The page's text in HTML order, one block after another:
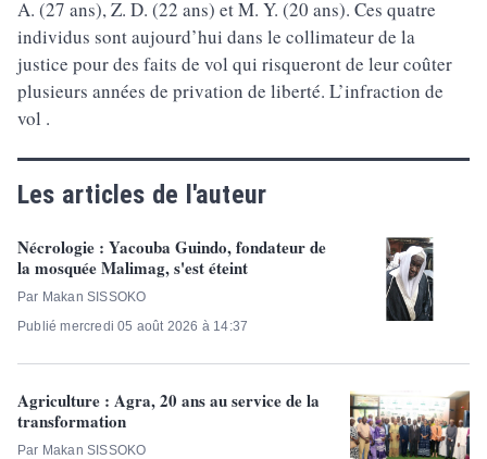
A. (27 ans), Z. D. (22 ans) et M. Y. (20 ans). Ces quatre
individus sont aujourd’hui dans le collimateur de la
justice pour des faits de vol qui risqueront de leur coûter
plusieurs années de privation de liberté. L’infraction de
vol .
Les articles de l'auteur
Nécrologie : Yacouba Guindo, fondateur de
la mosquée Malimag, s'est éteint
Par Makan SISSOKO
Publié mercredi 05 août 2026 à 14:37
Agriculture : Agra, 20 ans au service de la
transformation
Par Makan SISSOKO